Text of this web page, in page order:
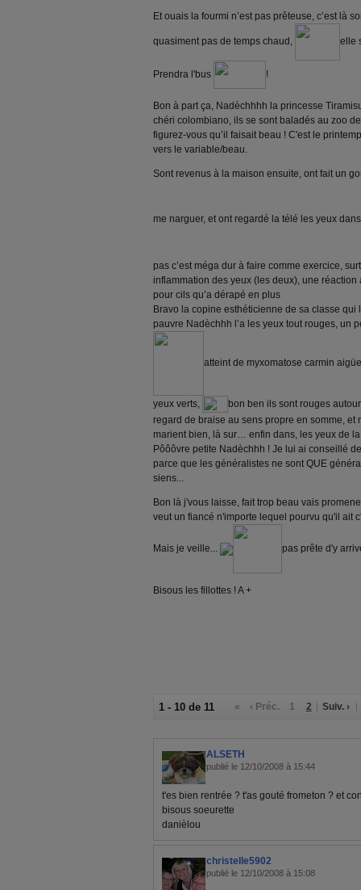
Et ouais la fourmi n’est pas prêteuse, c’est là
quasiment pas de temps chaud, elle
Prendra l'bus !
Bon à part ça, Nadèchhhh la princesse
chéri colombiano, ils se sont baladés au zoo
figurez-vous qu’il faisait beau ! C'est le
vers le variable/beau.
Sont revenus à la maison ensuite, ont fait un
me narguer, et ont regardé la télé les yeux
pas c’est méga dur à faire comme exercice,
inflammation des yeux (les deux), une
pour cils qu’a dérapé en plus
Bravo la copine esthéticienne de sa classe qui
pauvre Nadèchhh l’a les yeux tout rouges, un
atteint de myxomatose carmin
yeux verts,
bon ben ils sont rouges
regard de braise au sens propre en somme, et
marient bien, là sur… enfin dans, les yeux de
Pôôôvre petite Nadèchhh ! Je lui ai conseillé
parce que les généralistes ne sont QUE
siens...
Bon là j'vous laisse, fait trop beau vais
veut un fiancé n'importe lequel pourvu qu'il ait
Mais je veille... pas prête d'y
Bisous les fillottes ! A +
1 - 10 de 11 « ‹ Préc. 1 2 Suiv. ›
ALSETH
publié le 12/10/2008 à 15:44
t'es bien rentrée ? t'as gouté frometon ? et
bisous soeurette
danièlou
christelle5902
publié le 12/10/2008 à 15:08